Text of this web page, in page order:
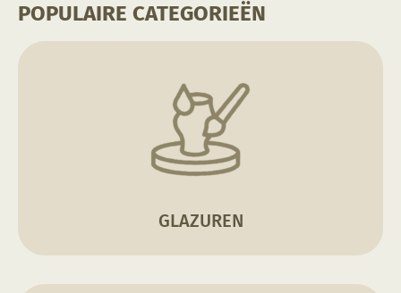
POPULAIRE CATEGORIEËN
GLAZUREN